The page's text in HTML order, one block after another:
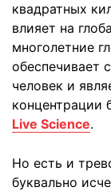
квадратных
влияет на
многолетние
обеспечивает
человек и
концентрации
Live Science.
Но есть и
буквально